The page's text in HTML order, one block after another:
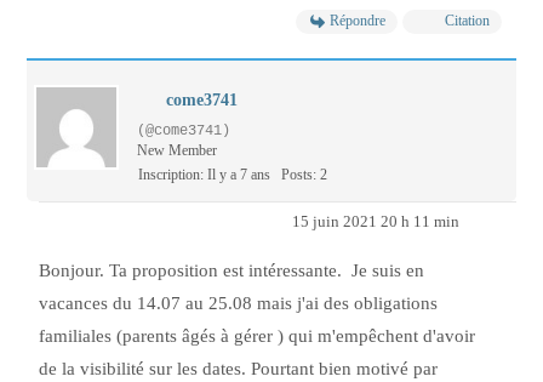
Répondre Citation
come3741
(@come3741)
New Member
Inscription: Il y a 7 ans Posts: 2
15 juin 2021 20 h 11 min
Bonjour. Ta proposition est intéressante. Je suis en
vacances du 14.07 au 25.08 mais j'ai des obligations
familiales (parents âgés à gérer ) qui m'empêchent d'avoir
de la visibilité sur les dates. Pourtant bien motivé par